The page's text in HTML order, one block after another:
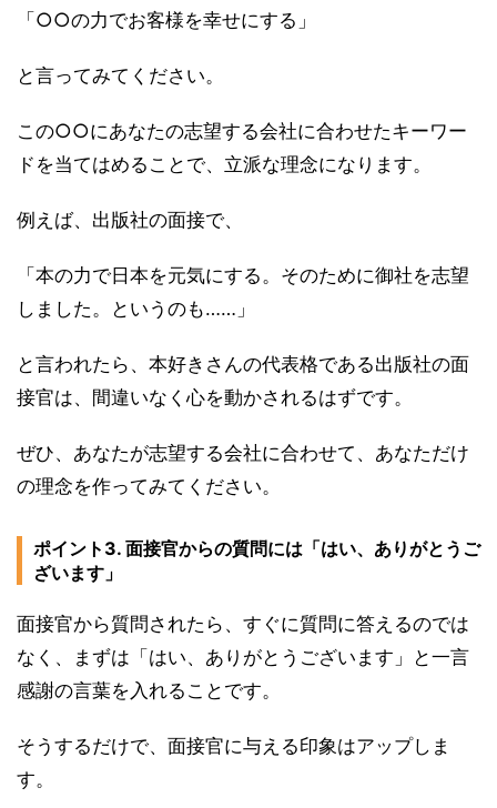
「○○の力でお客様を幸せにする」
と言ってみてください。
この○○にあなたの志望する会社に合わせたキーワー
ドを当てはめることで、立派な理念になります。
例えば、出版社の面接で、
「本の力で日本を元気にする。そのために御社を志望
しました。というのも……」
と言われたら、本好きさんの代表格である出版社の面
接官は、間違いなく心を動かされるはずです。
ぜひ、あなたが志望する会社に合わせて、あなただけ
の理念を作ってみてください。
ポイント3. 面接官からの質問には「はい、ありがとうご
ざいます」
面接官から質問されたら、すぐに質問に答えるのでは
なく、まずは「はい、ありがとうございます」と一言
感謝の言葉を入れることです。
そうするだけで、面接官に与える印象はアップしま
す。